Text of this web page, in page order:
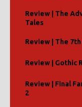
Review | The
Tales
Review | The
Review | Gothic
Review | Final
2